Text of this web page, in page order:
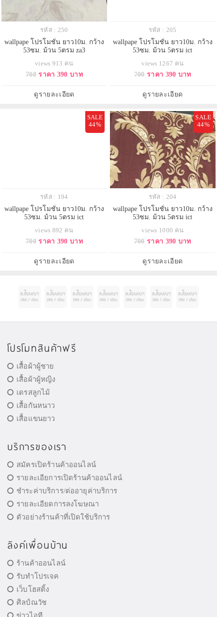
รหัส : 250
wallpape โปรโมชั่น ยาว10ม. กว้าง
53ซม. ม้วน 5ตรม za3
views 913 คน
700 ราคา 390 บาท
ดูรายละเอียด
รหัส : 205
wallpape โปรโมชั่น ยาว10ม. กว้าง
53ซม. ม้วน 5ตรม ict
views 1267 คน
700 ราคา 390 บาท
ดูรายละเอียด
SALE
44%
รหัส : 194
wallpape โปรโมชั่น ยาว10ม. กว้าง
53ซม. ม้วน 5ตรม ict
views 892 คน
700 ราคา 390 บาท
ดูรายละเอียด
SALE
44%
รหัส : 204
wallpape โปรโมชั่น ยาว10ม. กว้าง
53ซม. ม้วน 5ตรม ict
views 1000 คน
700 ราคา 390 บาท
ดูรายละเอียด
โปรโมทสินค้าฟรี
เสื้อผ้าผู้ชาย
เสื้อผ้าผู้หญิง
เดรสลูกไม้
เสื้อกันหนาว
เสื้อแขนยาว
บริการของเรา
สมัครเปิดร้านค้าออนไลน์
รายละเอียการเปิดร้านค้าออนไลน์
ชำระค่าบริการ/ต่ออายุค่าบริการ
รายละเอียดการลงโฆษณา
ตัวอย่างร้านค้าที่เปิดใช้บริการ
ลิงค์เพื่อนบ้าน
ร้านค้าออนไลน์
รับทำโปรเจค
เว็บโฮสติ้ง
ศิลป์ณวัช